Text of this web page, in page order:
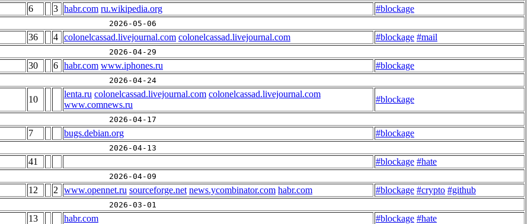
6 3 habr.com ru.wikipedia.org #blockage
2026-05-06
36 4 colonelcassad.livejournal.com colonelcassad.livejournal.com #blockage #mail
2026-04-29
30 6 habr.com www.iphones.ru #blockage
2026-04-24
10
lenta.ru colonelcassad.livejournal.com colonelcassad.livejournal.com
www.comnews.ru
#blockage
2026-04-17
7 bugs.debian.org #blockage
2026-04-13
41 #blockage #hate
2026-04-09
12 2 www.opennet.ru sourceforge.net news.ycombinator.com habr.com #blockage #crypto #github
2026-03-01
13 habr.com #blockage #hate